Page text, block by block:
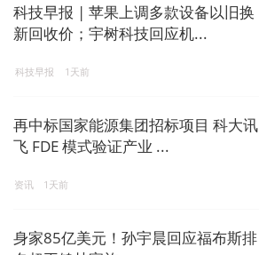
科技早报 | 苹果上调多款设备以旧换
新回收价；宇树科技回应机...
科技早报 1天前
再中标国家能源集团招标项目 科大讯
飞 FDE 模式验证产业 ...
资讯 1天前
身家85亿美元！孙宇晨回应福布斯排